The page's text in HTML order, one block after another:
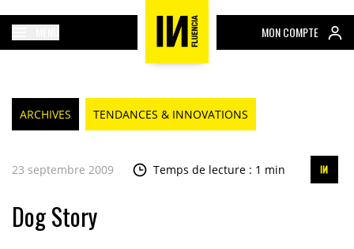
MON COMPTE
ARCHIVES TENDANCES & INNOVATIONS
23 septembre 2009 Temps de lecture : 1 min
Dog Story